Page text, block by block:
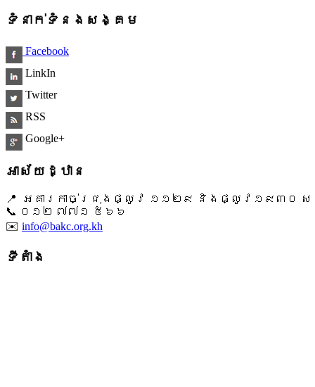
ទំនាក់ទំនងសង្គម
Facebook
LinkIn
Twitter
RSS
Google+
អាស័យដ្ឋាន
📍 អគារកាច់ជ្រុងផ្លូវ ១១២៩ និងផ្លូវ១៩៣០ ស
📞 ​០១២ ៧៧១ ៥៦៦
✉️ info@bakc.org.kh
ទីតាំង